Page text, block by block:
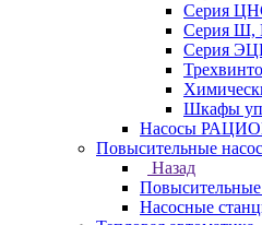
Серия
Серия
Серия
Шкафы
Насосы
Повысительные
Назад
Насосные